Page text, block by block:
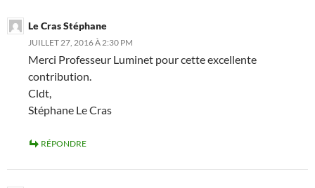
Le Cras Stéphane
JUILLET 27, 2016 À 2:30 PM
Merci Professeur Luminet pour cette excellente
contribution.
Cldt,
Stéphane Le Cras
RÉPONDRE